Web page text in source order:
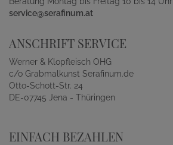
service@serafinum.at
ANSCHRIFT SERVICE
Werner & Klopfleisch OHG
c/o Grabmalkunst Serafinum.de
Otto-Schott-Str. 24
DE-07745 Jena - Thüringen
EINFACH BEZAHLEN